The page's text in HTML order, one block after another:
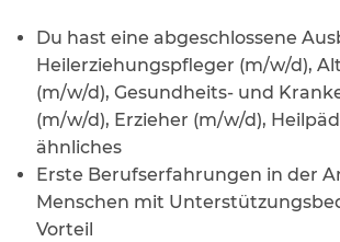
Du hast eine abgeschlossene
Heilerziehungspfleger (m/w/d),
(m/w/d), Gesundheits- und
(m/w/d), Erzieher (m/w/d),
ähnliches
Erste Berufserfahrungen in der
Menschen mit
Vorteil